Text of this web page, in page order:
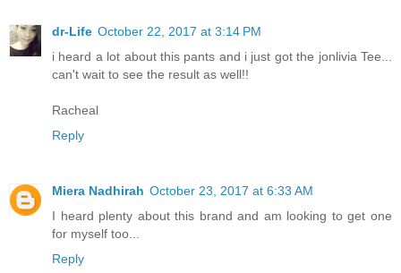
dr-Life October 22, 2017 at 3:14 PM
i heard a lot about this pants and i just got the jonlivia Tee...
can't wait to see the result as well!!
Racheal
Reply
Miera Nadhirah October 23, 2017 at 6:33 AM
I heard plenty about this brand and am looking to get one
for myself too...
Reply